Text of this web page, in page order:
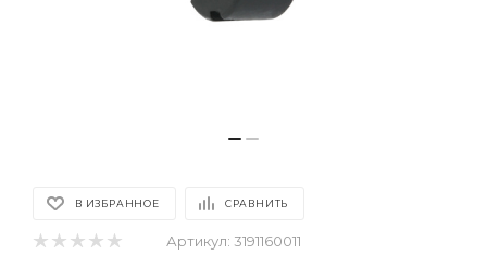
В ИЗБРАННОЕ СРАВНИТЬ
Артикул: 3191160011